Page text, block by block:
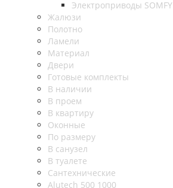
Электроприводы SOMFY
Жалюзи
Полотно
Ламели
Материал
Двери
Готовые комплекты
В наличии
В проем
В квартиру
Оконные
По размеру
В санузел
В туалете
Сантехнические
Alutech 500 1000